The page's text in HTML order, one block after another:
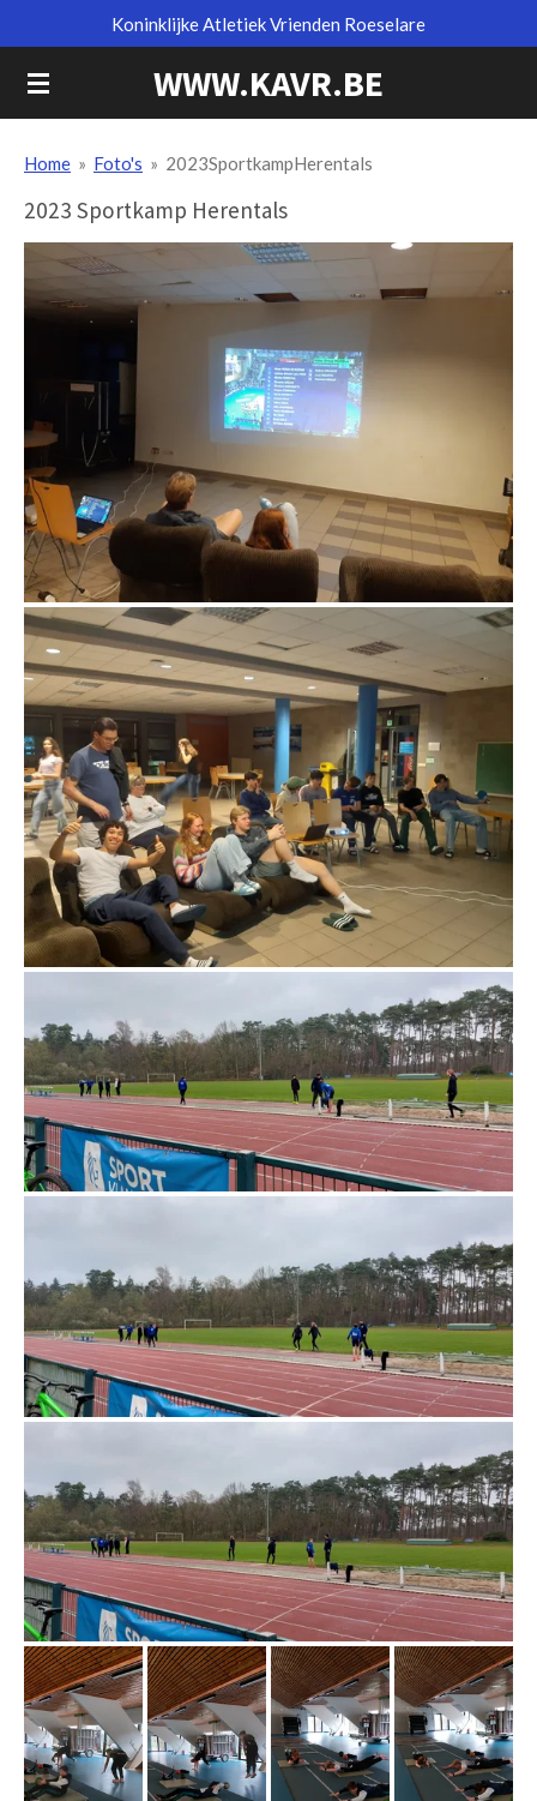
direct
naar
WWW.KAVR.BE
Koninklijke Atletiek Vrienden Roeselare
Home » Foto's » 2023SportkampHerentals
2023 Sportkamp Herentals